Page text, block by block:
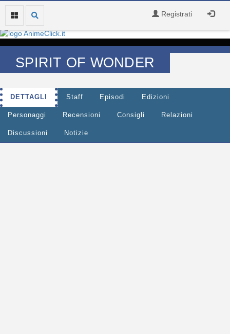
Registrati
SPIRIT OF WONDER
DETTAGLI Staff Episodi Edizioni
Personaggi Recensioni Consigli Relazioni
Discussioni Notizie